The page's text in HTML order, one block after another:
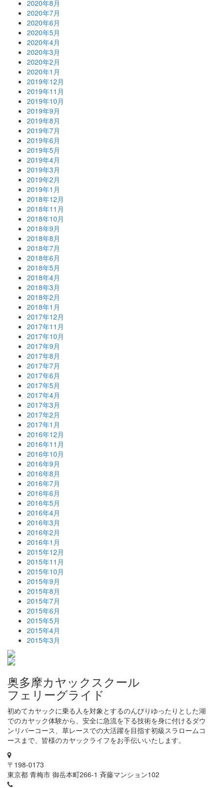
2020年8月
2020年7月
2020年6月
2020年5月
2020年4月
2020年3月
2020年2月
2020年1月
2019年12月
2019年11月
2019年10月
2019年9月
2019年8月
2019年7月
2019年6月
2019年5月
2019年4月
2019年3月
2019年2月
2019年1月
2018年12月
2018年11月
2018年10月
2018年9月
2018年8月
2018年7月
2018年6月
2018年5月
2018年4月
2018年3月
2018年2月
2018年1月
2017年12月
2017年11月
2017年10月
2017年9月
2017年8月
2017年7月
2017年6月
2017年5月
2017年4月
2017年3月
2017年2月
2017年1月
2016年12月
2016年11月
2016年10月
2016年9月
2016年8月
2016年7月
2016年6月
2016年5月
2016年4月
2016年3月
2016年2月
2016年1月
2015年12月
2015年11月
2015年10月
2015年9月
2015年8月
2015年7月
2015年6月
2015年5月
2015年4月
2015年3月
奥多摩カヤックスクール
フェリーグライド
初めてカヤックに乗る人を対象とするのんびりゆったりとした湖
でのカヤック体験から、安全に急流を下る技術を身に付けるダウ
ンリバーコース、草レースでの大活躍を目指す初級スラロームコ
ースまで、皆様のカヤックライフをお手伝いいたします。
〒198-0173
東京都 青梅市 御岳本町266-1 斉藤マンション102